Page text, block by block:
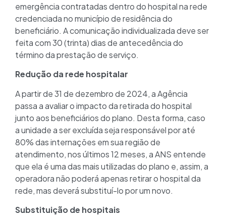
emergência contratadas dentro do hospital na rede
credenciada no município de residência do
beneficiário. A comunicação individualizada deve ser
feita com 30 (trinta) dias de antecedência do
término da prestação de serviço.
Redução da rede hospitalar
A partir de 31 de dezembro de 2024, a Agência
passa a avaliar o impacto da retirada do hospital
junto aos beneficiários do plano. Desta forma, caso
a unidade a ser excluída seja responsável por até
80% das internações em sua região de
atendimento, nos últimos 12 meses, a ANS entende
que ela é uma das mais utilizadas do plano e, assim, a
operadora não poderá apenas retirar o hospital da
rede, mas deverá substituí-lo por um novo.
Substituição de hospitais